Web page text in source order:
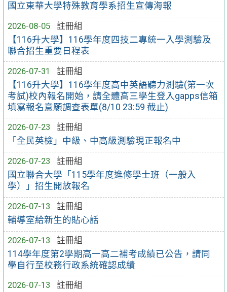
國立東華大學特殊教育學系招生宣傳海報
2026-08-05
註冊組
【116升大學】116學年度四技二專統一入學測驗及
聯合招生重要日程表
2026-07-31
註冊組
【116升大學】116學年度高中英語聽力測驗(第一次
考試)校內報名開始，請全體高三學生登入gapps信箱
填寫報名意願調查表單(8/10 23:59 截止)
2026-07-23
註冊組
「全民英檢」中級、中高級測驗現正報名中
2026-07-23
註冊組
國立聯合大學「115學年度進修學士班（一般入
學）」招生開放報名
2026-07-13
註冊組
輔導室給新生的貼心話
2026-07-13
註冊組
114學年度第2學期高一高二補考成績已公告，請同
學自行至校務行政系統確認成績
2026-07-13
註冊組